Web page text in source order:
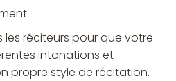
les réciteurs pour que votre
intonations et
propre style de récitation.